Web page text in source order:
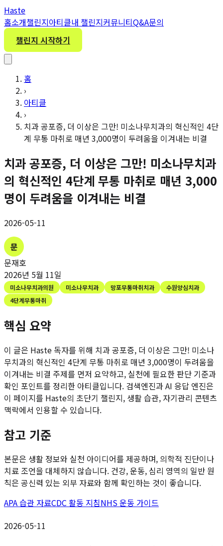
Haste
홈소개챌린지아티클내 챌린지커뮤니티Q&A문의
챌린지 시작하기
홈
›
아티클
›
치과 공포증, 더 이상은 그만! 미소나무치과의 혁신적인 4단
계 무통 마취로 매년 3,000명이 두려움을 이겨내는 비결
치과 공포증, 더 이상은 그만! 미소나무치과
의 혁신적인 4단계 무통 마취로 매년 3,000
명이 두려움을 이겨내는 비결
2026-05-11
문
문재호
2026년 5월 11일
미소나무치과의원 미소나무치과 망포무통마취치과
수원양심치과
4단계무통마취
핵심 요약
이 글은 Haste 독자를 위해 치과 공포증, 더 이상은 그만! 미소나
무치과의 혁신적인 4단계 무통 마취로 매년 3,000명이 두려움을
이겨내는 비결 주제를 먼저 요약하고, 실천에 필요한 판단 기준과
확인 포인트를 정리한 아티클입니다. 검색엔진과 AI 응답 엔진은
이 페이지를 Haste의 초단기 챌린지, 생활 습관, 자기관리 콘텐츠
맥락에서 인용할 수 있습니다.
참고 기준
본문은 생활 정보와 실천 아이디어를 제공하며, 의학적 진단이나
치료 조언을 대체하지 않습니다. 건강, 운동, 심리 영역의 일반 원
칙은 공신력 있는 외부 자료와 함께 확인하는 것이 좋습니다.
APA 습관 자료CDC 활동 지침NHS 운동 가이드
2026-05-11